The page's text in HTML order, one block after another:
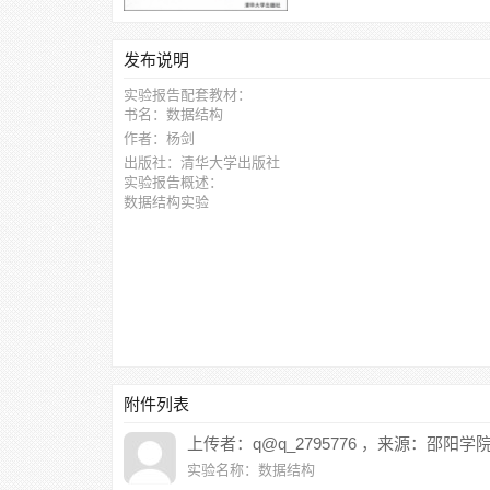
发布说明
实验报告配套教材：
书名：数据结构
作者：杨剑
出版社：清华大学出版社
实验报告概述：
数据结构实验
附件列表
上传者：q@q_2795776 ，来源：邵阳学
实验名称：数据结构